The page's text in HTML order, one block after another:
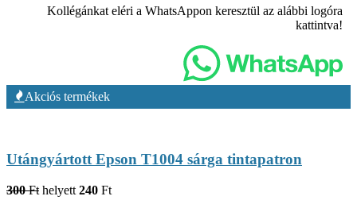
Kollégánkat eléri a WhatsAppon keresztül az alábbi logóra
kattintva!
Akciós termékek
Utángyártott Epson T1004 sárga tintapatron
300 Ft helyett 240 Ft